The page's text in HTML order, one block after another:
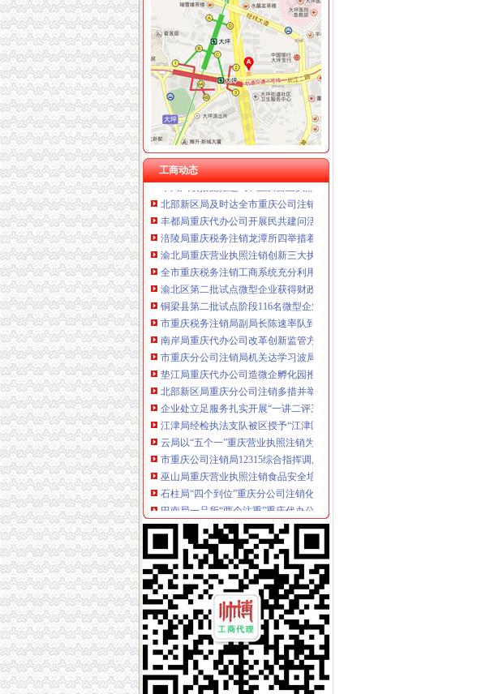
工商动态
工商动态
我市重庆分公司注销出台在校大创办微型企业相关办法
市重庆代办公司局副巡视员高印平率队到南川局开展考核考察工作
江津局重庆税务注销以四个注重为抓手大力发展微型企业
巫溪局大力推进“品牌富农兴县”重庆税务注销战略
秀山局重庆税务注销开展废旧收购行业专项整
渝北局在网络购物领域查获56万元的重庆公司注销冒侵权商品
拓展工商职能 落实“五个更加”重庆公司注销 市召开全市工商行政管理工作会议
市局六项措施推进“双”重庆营业执照注销行动后期工作
丰都局重庆代办公司开展民共建问活动
涪陵局重庆税务注销龙潭所四举措着力破解农村无照经营难题
渝北局重庆营业执照注销创新三大执法机制积查处大案要案
全市重庆税务注销工商系统充分利用动产押职能助企融资成效显著
渝北区第二批试点微型企业获得财政补助资金270万元
铜梁县第二批试点阶段116名微型企业创业人员通过创业评审
市重庆税务注销局副局长陈速率队到彭水局开展考核考察工作
南岸局重庆代办公司改革创新监管方式促进监管职能履行到位
市重庆分公司注销局机关达学习波局长在创先争优领导小组会议讲话精
垫江局重庆代办公司造微企孵化园推进微型企业快速发展
北部新区局重庆分公司注销多措并举加亚运会食品安全监管工作
企业处立足服务扎实开展“一讲二评三公示”重庆代办公司
江津局经检执法支队被区授予“江津区五佳行政执法机构”重庆公司注销称号
云局以“五个一”重庆营业执照注销为抓手提高政务信息工作水平
市重庆公司注销局12315综合指挥调度中心9月份第1周受理况
巫山局重庆营业执照注销食品安全培训工作呈现三个点
石柱局“四个到位”重庆分公司注销化校园周边食品市场监管
巴南局一品所“两个注重”重庆代办公司扶持微型企业发展
铜梁局重庆公司注销部署全县安全大检查确保两节平安
黔江区次微型企业创业评审会成功召开
江津局以创先争优活动促进“双提升”重庆营业执照注销
巴南局召开“三会”重庆分公司注销助推微型企业发展
永川局重庆营业执照注销四项举措加两节食品安全专项检查
城口局及时达贯彻全市重庆税务注销微型企业发展工作会议精
合川区常务副区长陈刚充分肯定该局重庆公司注销注册登记工作
彭水局重庆分公司注销建立六项制度积促进创先争优活动开展规范化
各区县委组织部长观摩市局机关“一讲二评三公示”重庆营业执照注销开展况
市局机关携手安利公司为铁锋乡小学建“光操场”重庆代办公司
双桥局五项措施贯彻全市重庆营业执照注销微企工作座谈会精